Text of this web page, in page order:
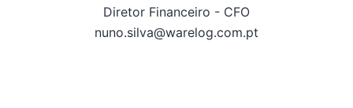
Diretor Financeiro - CFO
nuno.silva@warelog.com.pt